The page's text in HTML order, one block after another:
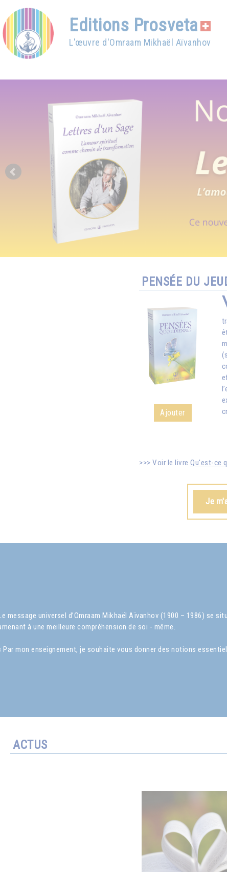
Editions Prosveta
L'œuvre d'Omraam Mikhaël Aïvanhov
Prev
PENSÉE DU
Ajouter
Voir le livre Qu'est-ce
Je
message universel d’Omraam Mikhaël Aïvanhov (1900 – 1986) se
à une meilleure compréhension de soi - même.
Par mon enseignement, je souhaite vous donner des notions
ACTUS